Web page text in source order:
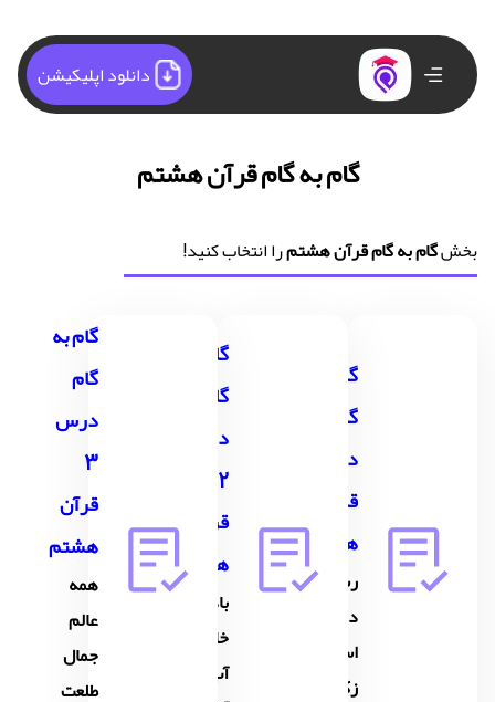
دانلود اپلیکیشن
گام به گام قرآن هشتم
بخشگام به گام قرآن هشتمرا انتخاب کنید!
گام به
گام
قرآن
هشتم
رستگاری
در صلاة
است و
زکات
گام به
گام
درس
2
قرآن
هشتم
باد و
خاک و
آب و
گام به
گام
درس
3
قرآن
هشتم
همه
عالم
جمال
طلعت